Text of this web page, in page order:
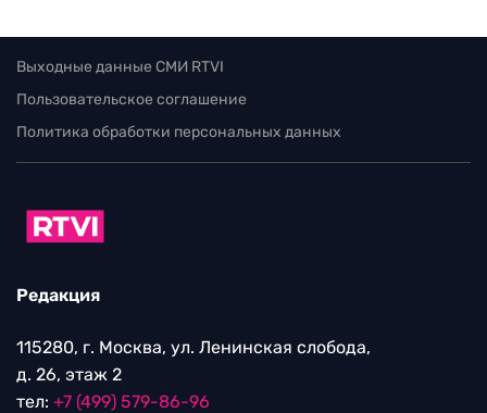
Выходные данные СМИ RTVI
Пользовательское соглашение
Политика обработки персональных данных
Редакция
115280, г. Москва, ул. Ленинская слобода,
д. 26, этаж 2
тел: +7 (499) 579-86-96